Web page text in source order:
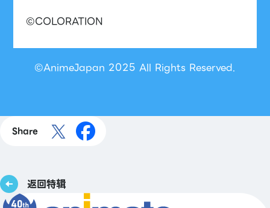
©COLORATION
©AnimeJapan 2025 All Rights Reserved.
Share
返回特辑